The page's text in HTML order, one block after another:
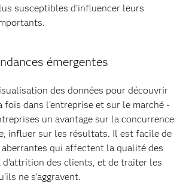
susceptibles d'influencer leurs
émergentes
des données pour découvrir
fois dans l'entreprise et sur le marché -
un avantage sur la concurrence
influer sur les résultats. Il est facile de
qui affectent la qualité des
des clients, et de traiter les
ne s'aggravent.